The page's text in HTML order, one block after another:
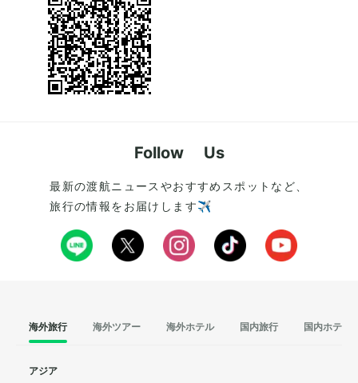
Follow Us
最新の渡航ニュースやおすすめスポットなど、
旅行の情報をお届けします✈️
海外旅行 海外ツアー 海外ホテル 国内旅行 国内ホテル
アジア